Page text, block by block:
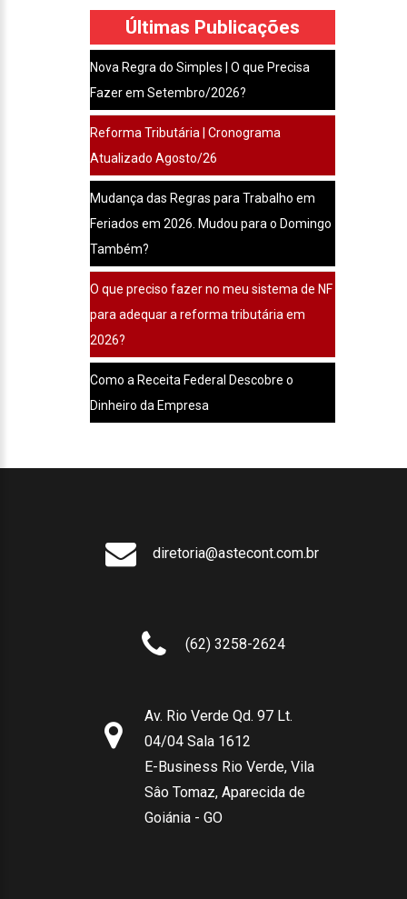
Últimas Publicações
Nova Regra do Simples | O que Precisa
Fazer em Setembro/2026?
Reforma Tributária | Cronograma
Atualizado Agosto/26
Mudança das Regras para Trabalho em
Feriados em 2026. Mudou para o Domingo
Também?
O que preciso fazer no meu sistema de NF
para adequar a reforma tributária em
2026?
Como a Receita Federal Descobre o
Dinheiro da Empresa
diretoria@astecont.com.br
(62) 3258-2624
Av. Rio Verde Qd. 97 Lt.
04/04 Sala 1612
E-Business Rio Verde, Vila
Sâo Tomaz, Aparecida de
Goiánia - GO